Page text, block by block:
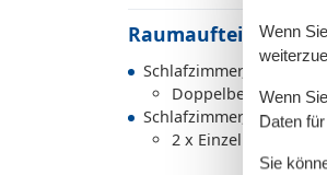
Raumaufteilung
Schlafzimmer, 2 Personen
Doppelbett - Size:
Schlafzimmer, 2
2 x Einzelbett - Size:
Wenn
Wenn
Daten
Sie